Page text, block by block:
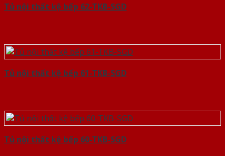
Tủ nội thất kệ bếp 62-TKB-SGD
Tủ nội thất kệ bếp 61-TKB-SGD
Tủ nội thất kệ bếp 60-TKB-SGD